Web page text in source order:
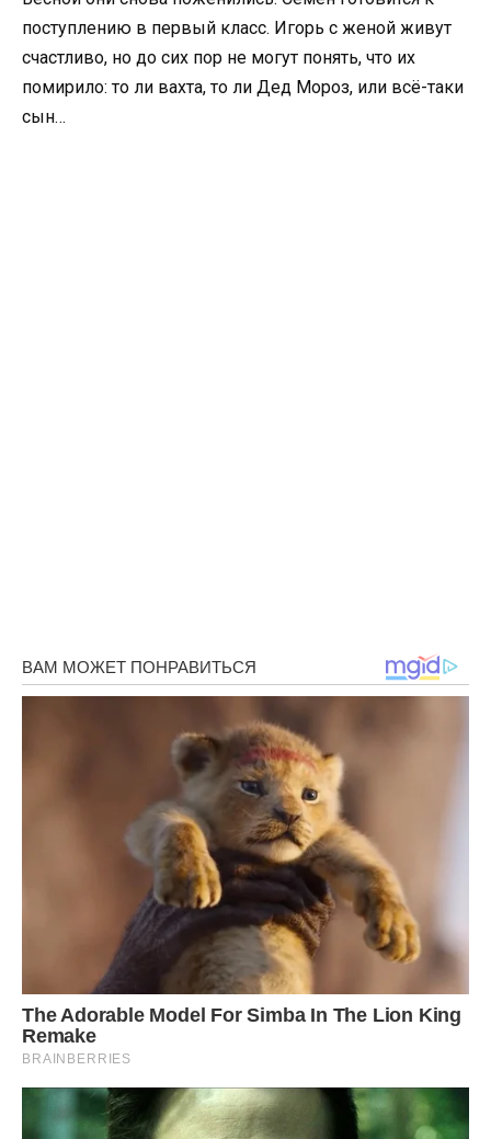
поступлению в первый класс. Игорь с женой живут
счастливо, но до сих пор не могут понять, что их
помирило: то ли вахта, то ли Дед Мороз, или всё-таки
сын…